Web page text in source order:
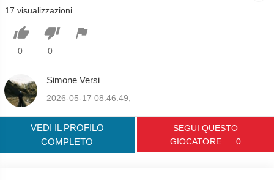
17 visualizzazioni

0

0

Simone Versi
2026-05-17 08:46:49;
VEDI IL PROFILO
COMPLETO
SEGUI QUESTO
GIOCATORE
0